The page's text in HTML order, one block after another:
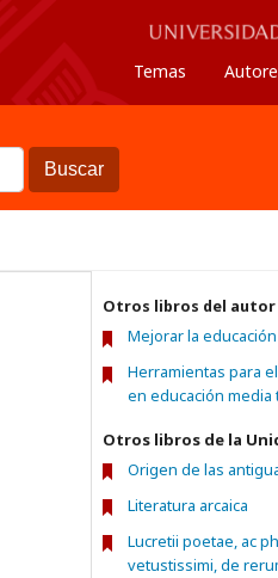
Temas
Buscar
Otros libros del autor
Mejorar la educación
Herramientas para
en educación media
Otros libros de la
Origen de las
Literatura arcaica
Lucretii poetae, ac
vetustissimi, de